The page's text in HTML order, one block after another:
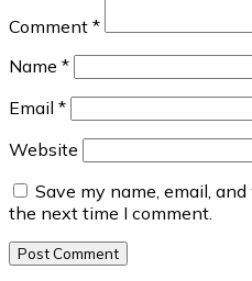
Comment *
Name *
Email *
Website
Save my name, email,
the next time I comment.